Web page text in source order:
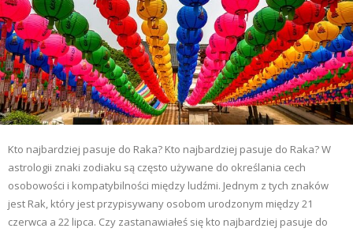
Kto najbardziej pasuje do Raka? Kto najbardziej pasuje do Raka? W
astrologii znaki zodiaku są często używane do określania cech
osobowości i kompatybilności między ludźmi. Jednym z tych znaków
jest Rak, który jest przypisywany osobom urodzonym między 21
czerwca a 22 lipca. Czy zastanawiałeś się kto najbardziej pasuje do